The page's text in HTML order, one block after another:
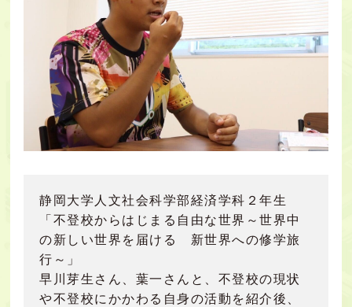
静岡大学人文社会科学部経済学科２年生
「不登校からはじまる自由な世界～世界中
の新しい世界を届ける 新世界への修学旅
行～」
早川芽生さん、葉一さんと、不登校の現状
や不登校にかかわる自身の活動を紹介後、